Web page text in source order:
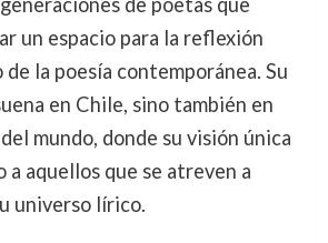
un espacio para la reflexión
la poesía contemporánea. Su
en Chile, sino también en
mundo, donde su visión única
a aquellos que se atreven a
universo lírico.